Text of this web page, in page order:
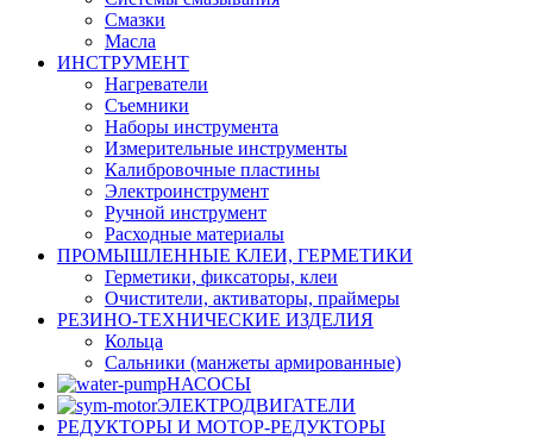
Смазки
Масла
ИНСТРУМЕНТ
Нагреватели
Съемники
Наборы инструмента
Измерительные инструменты
Калибровочные пластины
Электроинструмент
Ручной инструмент
Расходные материалы
ПРОМЫШЛЕННЫЕ КЛЕИ, ГЕРМЕТИКИ
Герметики, фиксаторы, клеи
Очистители, активаторы, праймеры
РЕЗИНО-ТЕХНИЧЕСКИЕ ИЗДЕЛИЯ
Кольца
Сальники (манжеты армированные)
НАСОСЫ
ЭЛЕКТРОДВИГАТЕЛИ
РЕДУКТОРЫ И МОТОР-РЕДУКТОРЫ